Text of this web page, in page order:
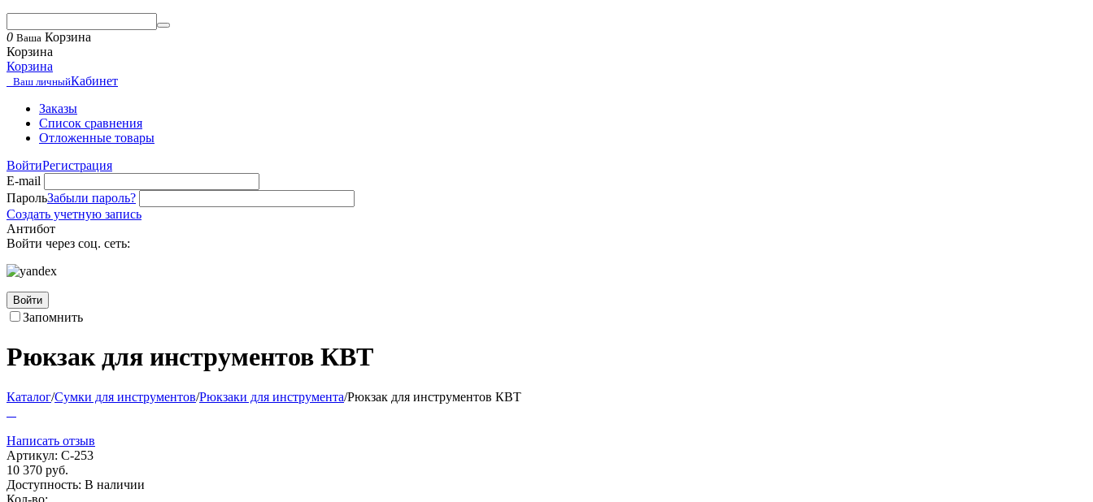
0 Ваша Корзина
Корзина
Корзина
Ваш личныйКабинет
Заказы
Список сравнения
Отложенные товары
ВойтиРегистрация
E-mail
ПарольЗабыли пароль?
Создать учетную запись
Антибот
Войти через соц. сеть:
Войти
Запомнить
Рюкзак для инструментов КВТ
Каталог/Сумки для инструментов/Рюкзаки для инструмента/Рюкзак для инструментов КВТ
Написать отзыв
Артикул: С-253
10 370 руб.
Доступность: В наличии
Кол-во: